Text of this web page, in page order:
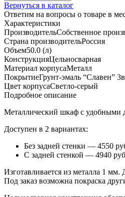
Вернуться в каталог
Ответим на вопросы о товаре в
Характеристики
ПроизводительСобственное
Страна производительРоссия
Объем50.0 (л)
КонструкцияЦельносварная
Материал корпусаМеталл
ПокрытиеГрунт-эмаль “Славен”
Цвет корпусаСветло-серый
Подробное описание
Металлический шкаф с удобными
Доступен в 2 вариантах:
Без задней стенки — 4550
С задней стенкой — 4940
Изготавливается из металла 1
Под заказ возможна покраска